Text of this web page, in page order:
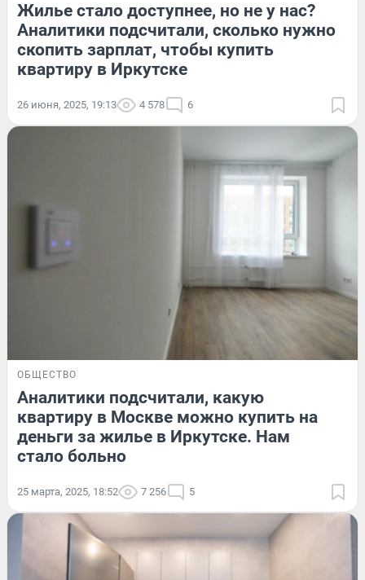
Жилье стало доступнее, но не у нас?
Аналитики подсчитали, сколько нужно
скопить зарплат, чтобы купить
квартиру в Иркутске
26 июня, 2025, 19:13 4 578 6
ОБЩЕСТВО
Аналитики подсчитали, какую
квартиру в Москве можно купить на
деньги за жилье в Иркутске. Нам
стало больно
25 марта, 2025, 18:52 7 256 5